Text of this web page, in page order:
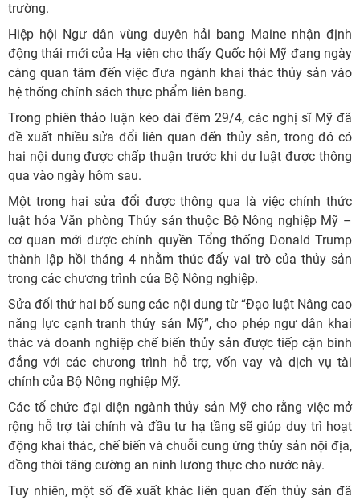
trường.
Hiệp hội Ngư dân vùng duyên hải bang Maine nhận định
động thái mới của Hạ viện cho thấy Quốc hội Mỹ đang ngày
càng quan tâm đến việc đưa ngành khai thác thủy sản vào
hệ thống chính sách thực phẩm liên bang.
Trong phiên thảo luận kéo dài đêm 29/4, các nghị sĩ Mỹ đã
đề xuất nhiều sửa đổi liên quan đến thủy sản, trong đó có
hai nội dung được chấp thuận trước khi dự luật được thông
qua vào ngày hôm sau.
Một trong hai sửa đổi được thông qua là việc chính thức
luật hóa Văn phòng Thủy sản thuộc Bộ Nông nghiệp Mỹ –
cơ quan mới được chính quyền Tổng thống Donald Trump
thành lập hồi tháng 4 nhằm thúc đẩy vai trò của thủy sản
trong các chương trình của Bộ Nông nghiệp.
Sửa đổi thứ hai bổ sung các nội dung từ “Đạo luật Nâng cao
năng lực cạnh tranh thủy sản Mỹ”, cho phép ngư dân khai
thác và doanh nghiệp chế biến thủy sản được tiếp cận bình
đẳng với các chương trình hỗ trợ, vốn vay và dịch vụ tài
chính của Bộ Nông nghiệp Mỹ.
Các tổ chức đại diện ngành thủy sản Mỹ cho rằng việc mở
rộng hỗ trợ tài chính và đầu tư hạ tầng sẽ giúp duy trì hoạt
động khai thác, chế biến và chuỗi cung ứng thủy sản nội địa,
đồng thời tăng cường an ninh lương thực cho nước này.
Tuy nhiên, một số đề xuất khác liên quan đến thủy sản đã